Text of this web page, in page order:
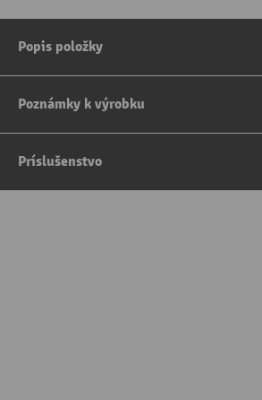
Popis položky
Poznámky k výrobku
Príslušenstvo